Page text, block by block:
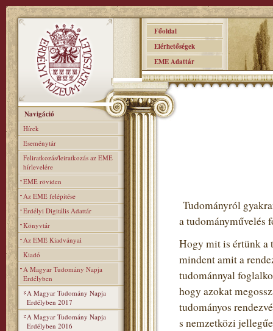
Főoldal
Elérhetőségek
EME Adattár
Navigáció
Hírek
Eseménytár
Feliratkozás/leiratkozás az EME
hírlevelére
EME röviden
Az EME felépitése
Erdélyi Digitális Adattár
Könyvtár
Az EME Kiadványai
Kiadó
A Magyar Tudomány Napja
Erdélyben
A Magyar Tudomány Napja
Erdélyben 2017
A Magyar Tudomány Napja
Erdélyben 2016
Tudományról
a tudományművelés
Hogy mit is értünk a
mindent amit a
tudománnyal
hogy azokat
tudományos
s nemzetközi